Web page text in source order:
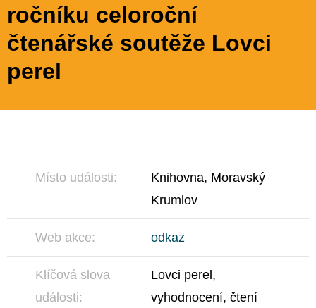
ročníku celoroční
čtenářské soutěže Lovci
perel
Slavnostní
10.
ročníku
celoroční
čtenářské
Místo události:
Knihovna, Moravský
Krumlov
Web akce: odkaz
Klíčová slova
události:
Lovci perel,
vyhodnocení, čtení